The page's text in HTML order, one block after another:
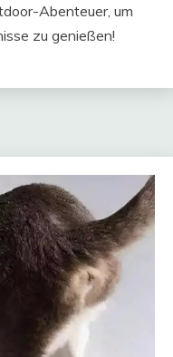
Abenteuer, um
zu genießen!